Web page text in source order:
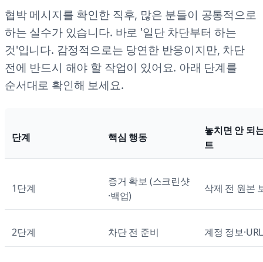
협박 메시지를 확인한 직후, 많은 분들이 공통적으로
하는 실수가 있습니다. 바로 '일단 차단부터 하는
것'입니다. 감정적으로는 당연한 반응이지만, 차단
전에 반드시 해야 할 작업이 있어요. 아래 단계를
순서대로 확인해 보세요.
단계 핵심 행동
놓치면 안 되
트
1단계
증거 확보 (스크린샷
·백업)
삭제 전 원본
2단계 차단 전 준비 계정 정보